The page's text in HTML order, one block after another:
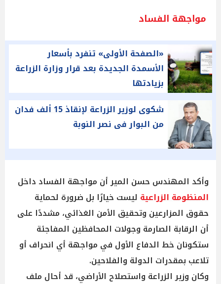
مواجهة الفساد
«الصفحة الأولى» تنفرد بأسعار
الأسمدة الجديدة بعد قرار وزارة الزراعة
بزيادتها
شكوى لوزير الزراعة لإنقاذ 15 ألف فدان
من البوار فى نصر النوبة
وأكد المهندس حسن المير أن مواجهة الفساد داخل
المنظومة الزراعية ليست خيارًا بل ضرورة لحماية
حقوق المزارعين وتحقيق الأمن الغذائي، مشددًا على
أن الرقابة الصارمة وجولات المحافظين المفاجئة
ستكونان خط الدفاع الأول في مواجهة أي انحراف أو
تلاعب بمقدرات الدولة والفلاحين.
وكان وزير الزراعة واستصلاح الأراضي، قد أحال ملف